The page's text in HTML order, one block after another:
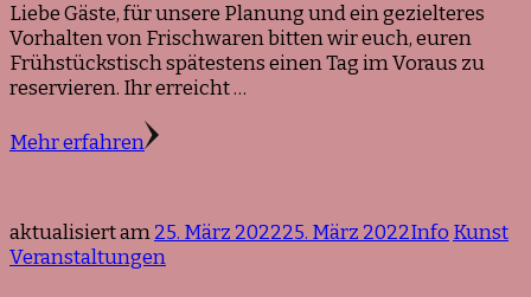
Liebe Gäste, für unsere Planung und ein gezielteres
Vorhalten von Frischwaren bitten wir euch, euren
Frühstückstisch spätestens einen Tag im Voraus zu
reservieren. Ihr erreicht …
Mehr erfahren
aktualisiert am25. März 202225. März 2022Info Kunst
Veranstaltungen